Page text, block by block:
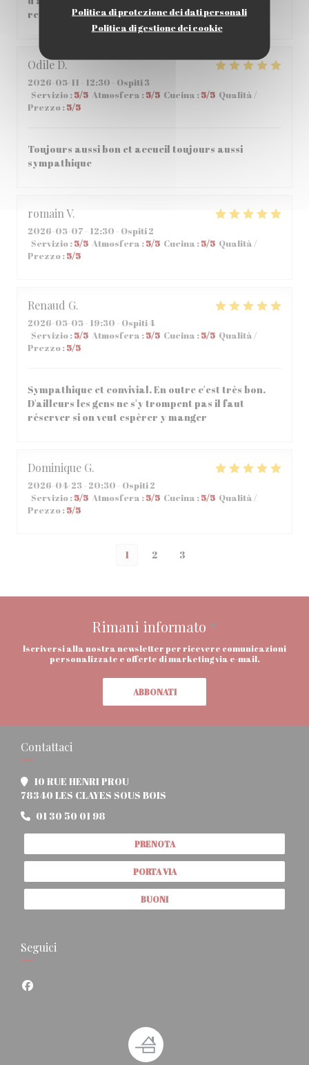
Politica di protezione dei dati personali
Politica di gestione dei cookie
recommande vivement
OdileD
2026-05-11 - 12:30 - Ospiti 3
Servizio:5/5 Atmosfera : 5/5 Cucina : 5/5 Qualità /
Prezzo:5/5
Toujours aussi bon et accueil toujours aussi
sympathique
romainV
2026-05-07 - 12:30 - Ospiti 2
Servizio:5/5 Atmosfera :5/5 Cucina :5/5 Qualità /
Prezzo:5/5
Renaud G
2026-05-05- 19:30 - Ospiti 4
Servizio:5/5 Atmosfera :5/5 Cucina :5/5 Qualità /
Prezzo:5/5
Sympathique et convivial. En outre c'est très bon.
D'ailleurs les gens ne s'y trompent pas il faut
réserver si on veut espèrer y manger
Dominique G
2026-04-23- 20:30 - Ospiti 2
Servizio:5/5 Atmosfera :5/5 Cucina :5/5 Qualità /
Prezzo:5/5
1 2 3
Rimani informato *
Iscriversi alla nostra newsletter per ricevere comunicazioni
personalizzate e offerte di marketing via e-mail.
ABBONATI
Contattaci
10 RUE HENRI PROU
78340 LES CLAYES SOUS BOIS
01 30 50 01 98
PRENOTA
PORTA VIA
BUONI
Seguici
Facebook ((apre una nuova finestra))